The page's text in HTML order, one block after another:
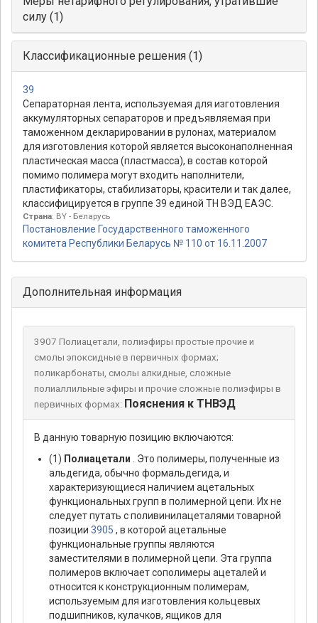
силу (1)
Классификационные решения (1)
39
Сепараторная лента, используемая для изготовления
аккумуляторных сепараторов и предъявляемая при
таможенном декларировании в рулонах, материалом
для изготовления которой является высоконаполненная
пластическая масса (пластмасса), в состав которой
помимо полимера могут входить наполнители,
пластификаторы, стабилизаторы, красители и так далее,
классифицируется в группе 39 единой ТН ВЭД ЕАЭС.
Страна: BY - Беларусь
Постановление Государственного таможенного
комитета Республики Беларусь № 110 от 16.11.2007
Дополнительная информация
3907 Полиацетали, полиэфиры простые прочие и
смолы эпоксидные в первичных формах;
поликарбонаты, смолы алкидные, сложные
полиаллильные эфиры и прочие сложные полиэфиры в
первичных формах: Пояснения к ТНВЭД
В данную товарную позицию включаются:
(1) Полиацетали
. Это полимеры, полученные из
альдегида, обычно формальдегида, и
характеризующиеся наличием ацетальных
функциональных групп в полимерной цепи. Их не
следует путать с поливинилацеталями товарной
позиции 3905 , в которой ацетальные
функциональные группы являются
заместителями в полимерной цепи. Эта группа
полимеров включает сополимеры ацеталей и
относится к конструкционным полимерам,
используемым для изготовления кольцевых
подшипников, кулачков, ящиков для